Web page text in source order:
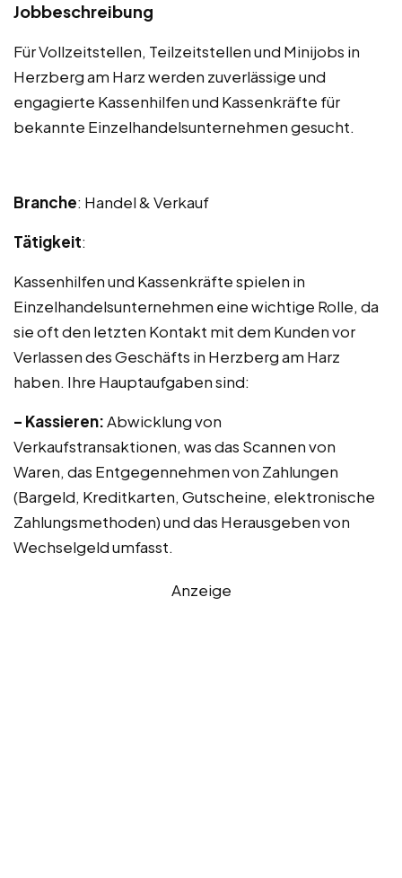
Jobbeschreibung
Für Vollzeitstellen, Teilzeitstellen und Minijobs in
Herzberg am Harz werden zuverlässige und
engagierte Kassenhilfen und Kassenkräfte für
bekannte Einzelhandelsunternehmen gesucht.
Branche: Handel & Verkauf
Tätigkeit:
Kassenhilfen und Kassenkräfte spielen in
Einzelhandelsunternehmen eine wichtige Rolle, da
sie oft den letzten Kontakt mit dem Kunden vor
Verlassen des Geschäfts in Herzberg am Harz
haben. Ihre Hauptaufgaben sind:
– Kassieren:Abwicklung von
Verkaufstransaktionen, was das Scannen von
Waren, das Entgegennehmen von Zahlungen
(Bargeld, Kreditkarten, Gutscheine, elektronische
Zahlungsmethoden) und das Herausgeben von
Wechselgeld umfasst.
Anzeige